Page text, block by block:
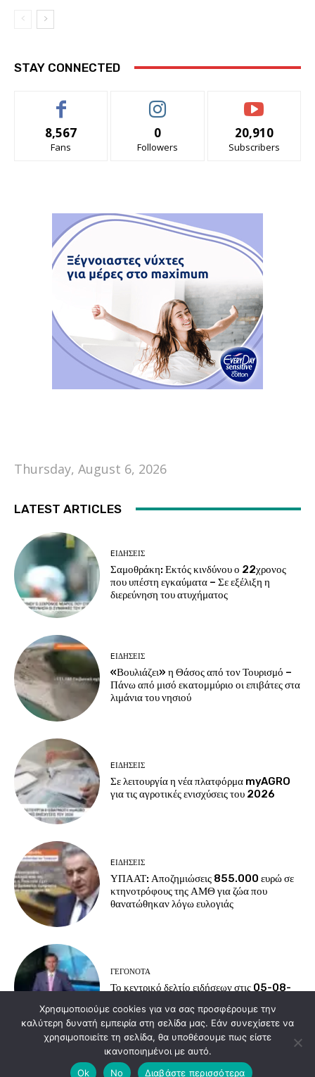
STAY CONNECTED
8,567
Fans
0
Followers
20,910
Subscribers
Thursday, August 6, 2026
LATEST ARTICLES
EΙΔΗΣΕΙΣ
Σαμοθράκη: Εκτός κινδύνου ο 22χρονος
που υπέστη εγκαύματα – Σε εξέλιξη η
διερεύνηση του ατυχήματος
EΙΔΗΣΕΙΣ
«Βουλιάζει» η Θάσος από τον Τουρισμό –
Πάνω από μισό εκατομμύριο οι επιβάτες στα
λιμάνια του νησιού
EΙΔΗΣΕΙΣ
Σε λειτουργία η νέα πλατφόρμα myAGRO
για τις αγροτικές ενισχύσεις του 2026
EΙΔΗΣΕΙΣ
ΥΠΑΑΤ: Αποζημιώσεις 855.000 ευρώ σε
κτηνοτρόφους της ΑΜΘ για ζώα που
θανατώθηκαν λόγω ευλογιάς
ΓΕΓΟΝΟΤΑ
Το κεντρικό δελτίο ειδήσεων στις 05-08-
Load more
Χρησιμοποιούμε cookies για να σας προσφέρουμε την
καλύτερη δυνατή εμπειρία στη σελίδα μας. Εάν συνεχίσετε να
χρησιμοποιείτε τη σελίδα, θα υποθέσουμε πως είστε
ικανοποιημένοι με αυτό.
Ok
No Διαβάστε περισσότερα